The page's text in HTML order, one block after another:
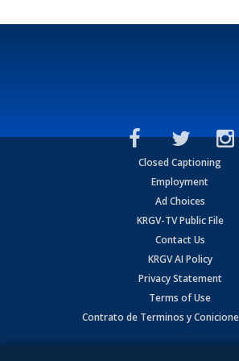
Closed Captioning
Employment
Ad Choices
KRGV-TV Public File
Contact Us
KRGV AI Policy
Privacy Statement
Terms of Use
Contrato de Terminos y